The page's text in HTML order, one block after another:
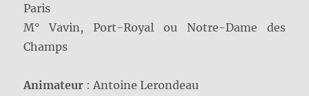
Paris
M° Vavin, Port-Royal ou Notre-Dame des
Champs
Animateur : Antoine Lerondeau